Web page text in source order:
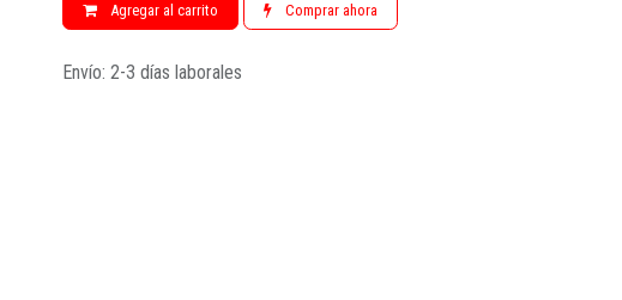
Agregar al carrito Comprar ahora
Envío: 2-3 días laborales